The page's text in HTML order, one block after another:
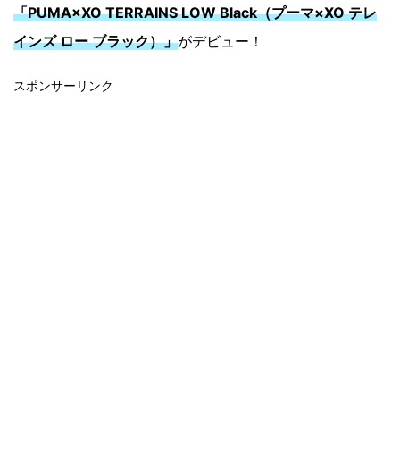
「PUMA×XO TERRAINS LOW Black（プーマ×XO テレ
インズ ロー ブラック）」がデビュー！
スポンサーリンク